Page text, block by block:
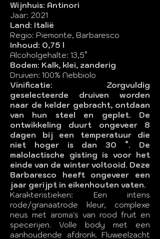
Wijnhuis: Antinori
Jaar: 2021
Land: Italië
Regio: Piemonte, Barbaresco
Inhoud: 0,75 l
Alcoholgehalte: 13,5°
Bodem: Kalk, klei, zanderig
Druiven: 100% Nebbiolo
Vinificatie: Zorgvuldig
geselecteerde druiven worden
naar de kelder gebracht, ontdaan
van hun steel en geplet. De
ontwikkeling duurt ongeveer 8
dagen bij een temperatuur die
niet hoger is dan 30 °. De
malolactische gisting is voor het
einde van de winter voltooid. Deze
Barbaresco heeft ongeveer een
jaar gerijpt in eikenhouten vaten.
Karakteristieken: Een intens
rode/granaatrode kleur, complexe
neus met aroma's van rood fruit en
specerijen. Volle body met een
aanhoudende afdronk. Fluweelzacht